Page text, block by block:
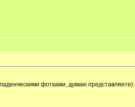
фотками, думаю представляете):